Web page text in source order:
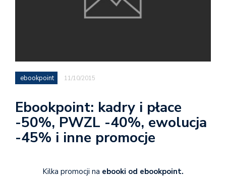
ebookpoint 11/10/2015
Ebookpoint: kadry i płace
-50%, PWZL -40%, ewolucja
-45% i inne promocje
Kilka promocji na ebooki od ebookpoint.